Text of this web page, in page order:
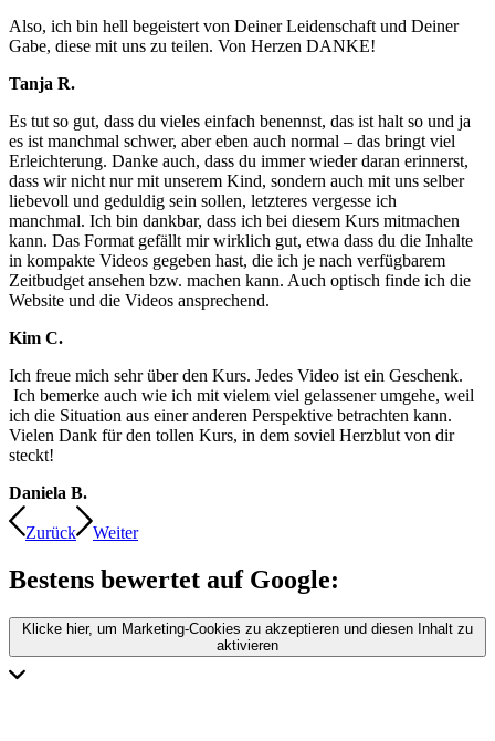
Also, ich bin hell begeistert von Deiner Leidenschaft und Deiner
Gabe, diese mit uns zu teilen. Von Herzen DANKE!
Tanja R.
Es tut so gut, dass du vieles einfach benennst, das ist halt so und ja
es ist manchmal schwer, aber eben auch normal – das bringt viel
Erleichterung. Danke auch, dass du immer wieder daran erinnerst,
dass wir nicht nur mit unserem Kind, sondern auch mit uns selber
liebevoll und geduldig sein sollen, letzteres vergesse ich
manchmal. Ich bin dankbar, dass ich bei diesem Kurs mitmachen
kann. Das Format gefällt mir wirklich gut, etwa dass du die Inhalte
in kompakte Videos gegeben hast, die ich je nach verfügbarem
Zeitbudget ansehen bzw. machen kann. Auch optisch finde ich die
Website und die Videos ansprechend.
Kim C.
Ich freue mich sehr über den Kurs. Jedes Video ist ein Geschenk.
Ich bemerke auch wie ich mit vielem viel gelassener umgehe, weil
ich die Situation aus einer anderen Perspektive betrachten kann.
Vielen Dank für den tollen Kurs, in dem soviel Herzblut von dir
steckt!
Daniela B.
Zurück Weiter
Bestens bewertet auf Google:
Klicke hier, um Marketing-Cookies zu akzeptieren und diesen Inhalt zu
aktivieren